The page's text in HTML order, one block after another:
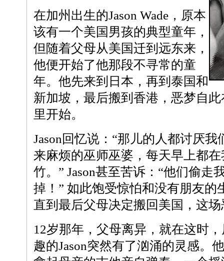
在加州出生的Jason Wade，原本
该有一个美国男孩的典型童年，
但随着父母从美国迁到远东来，
他便开始了他那段不寻常的童
年。他先来到日本，再到泰国和
新加坡，最后搬到香港，恶梦自
里开始。
Jason回忆说：“那儿的人都讨厌
来麻烦的巫师巫婆，每天早上都
竹。” Jason甚至苦诉：“他们偷走
掉！” 如此饱受惊怕和没有朋友的
直到最后父母决定搬回美国，这
12岁那年，父母离异，就在这时
趣的Jason突然有了汹涌的灵感。